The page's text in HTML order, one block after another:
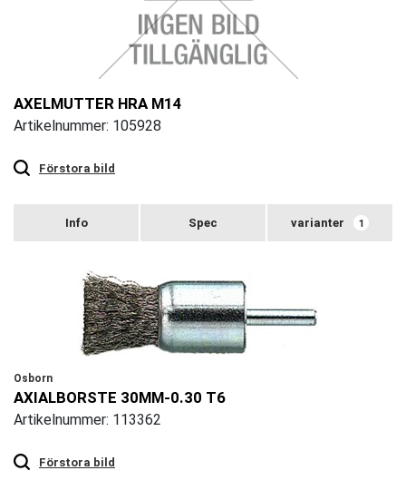
AXELMUTTER HRA M14
Artikelnummer: 105928
Förstora bild
zoom
varianter 1
Osborn
AXIALBORSTE 30MM-0.30 T6
Artikelnummer: 113362
Förstora bild
zoom